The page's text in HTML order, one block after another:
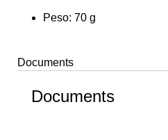
Peso: 70 g
Documents
Documents